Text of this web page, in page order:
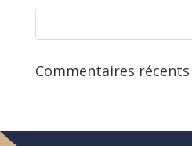
Commentaires récents